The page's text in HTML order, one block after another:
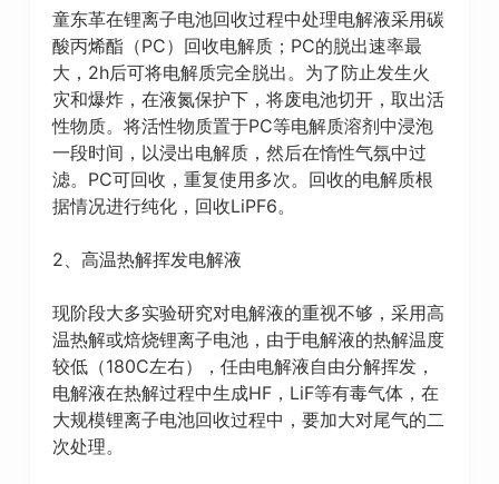
童东革在锂离子电池回收过程中处理电解液采用碳
酸丙烯酯（PC）回收电解质；PC的脱出速率最
大，2h后可将电解质完全脱出。为了防止发生火
灾和爆炸，在液氮保护下，将废电池切开，取出活
性物质。将活性物质置于PC等电解质溶剂中浸泡
一段时间，以浸出电解质，然后在惰性气氛中过
滤。PC可回收，重复使用多次。回收的电解质根
据情况进行纯化，回收LiPF6。
2、高温热解挥发电解液
现阶段大多实验研究对电解液的重视不够，采用高
温热解或焙烧锂离子电池，由于电解液的热解温度
较低（180C左右），任由电解液自由分解挥发，
电解液在热解过程中生成HF，LiF等有毒气体，在
大规模锂离子电池回收过程中，要加大对尾气的二
次处理。